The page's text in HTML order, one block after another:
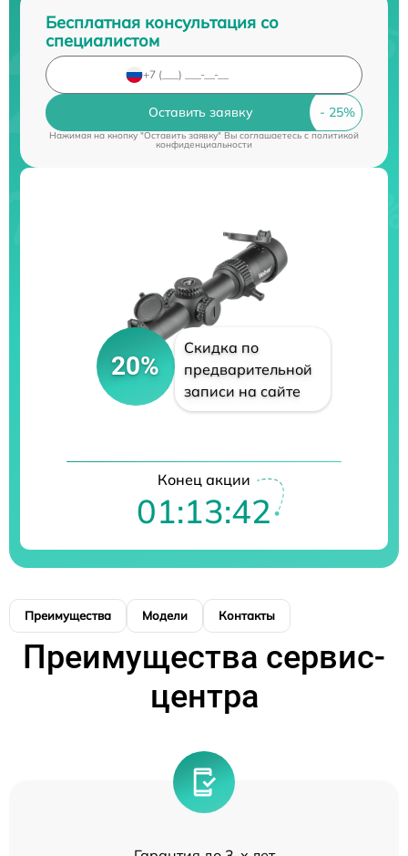
Бесплатная консультация со
специалистом
Оставить заявку
Нажимая на кнопку "Оставить заявку" Вы соглашаетесь cполитикой
конфиденциальности
20%
Скидка по
предварительной
записи на сайте
Конец акции
01:13:42
Преимущества Модели Контакты
Преимущества сервис-
центра